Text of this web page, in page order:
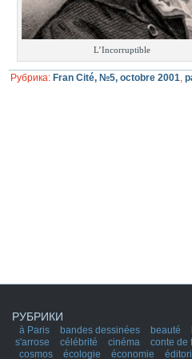
L’Incorruptible
Рубрика: Fran Cité, №5, octobre 2001,
РУБРИКИ
à Paris bandes dessinées beauté
s'arrose
célébrité cinéma conte de
cosmos
écologie économie